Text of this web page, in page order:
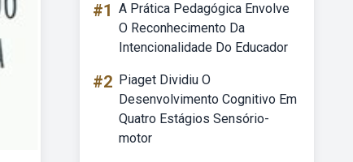
#1 A Prática Pedagógica Envolve
O Reconhecimento Da
Intencionalidade Do Educador
#2 Piaget Dividiu O
Desenvolvimento Cognitivo Em
Quatro Estágios Sensório-
motor